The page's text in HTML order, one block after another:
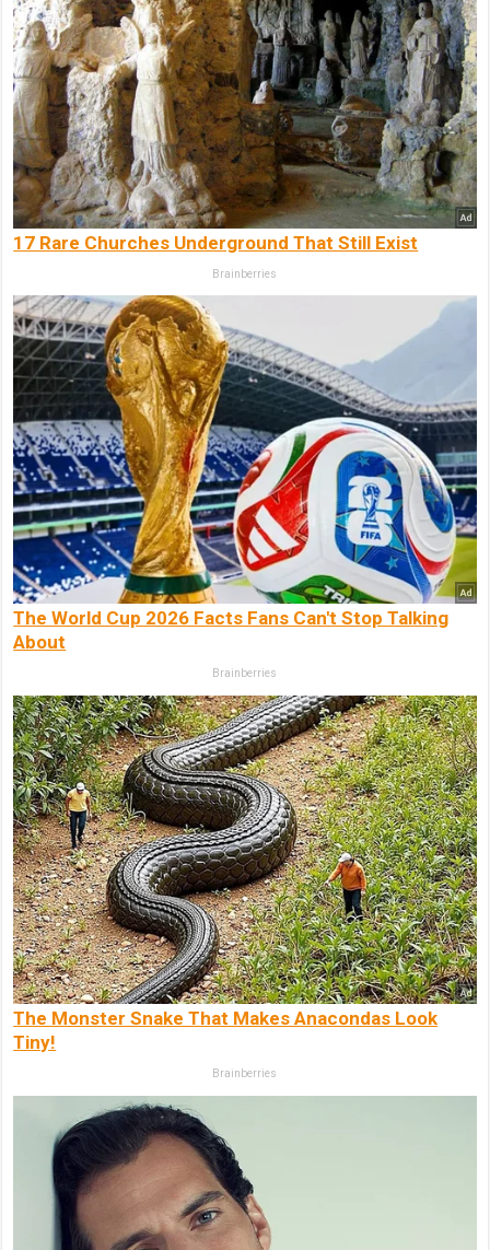
17 Rare Churches Underground That Still Exist
Brainberries
The World Cup 2026 Facts Fans Can't Stop Talking
About
Brainberries
The Monster Snake That Makes Anacondas Look
Tiny!
Brainberries